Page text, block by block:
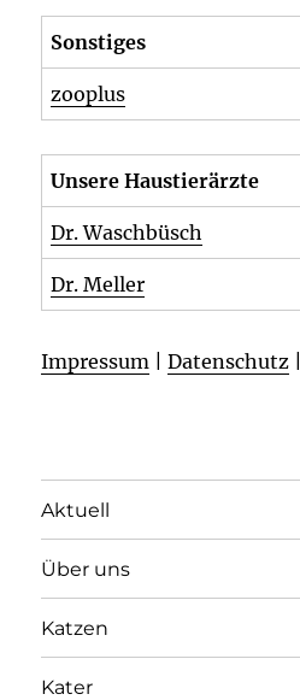
Sonstiges
zooplus
Unsere Haustierärzte
Dr. Waschbüsch
Dr. Meller
Impressum |Datenschutz
Aktuell
Über uns
Katzen
Kater